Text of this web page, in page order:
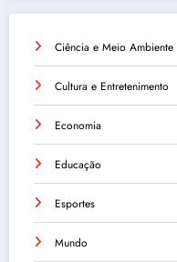
Ciência e Meio Ambiente
Cultura e Entretenimento
Economia
Educação
Esportes
Mundo